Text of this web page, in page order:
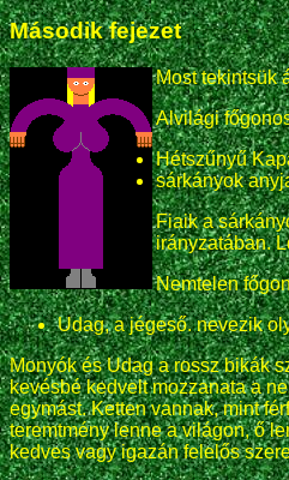
Második fejezet
Most tekintsük
Alvilági
Hétszűnyű
sárkányok
Fiaik a
irányzatában.
Nemtelen
Udag, a jégeső. nevezik
Monyók és Udag a rossz bikák
kevésbé kedvelt mozzanata a
egymást. Ketten vannak, mint
teremtmény lenne a világon, ő
kedves vagy igazán felelős